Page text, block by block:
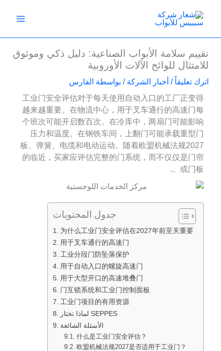
المحتوى
تقييم سلامة الأبواب الصناعية: دليل ذكي وموثوق
للامتثال للوائح الآلات الأوروبية
اترك تعليقاً / أخبار الشركة / بواسطة الفارس
工业门安全评估对于每天使用自动入口的工厂正变得
越来越重要。在物流中心，用于叉车通行的高速门每
个班次可能开启数百次。在冷库中，两扇门可能影响
压力和温度。在钢铁车间，上翻门可能承载重型门
板、弹簧、电缆和电动运动。随着欧盟机械法规2027
的临近，买家应评估完整的门系统，而不仅仅是门帘
或门板。.
جدول المحتويات
为什么工业门安全评估在2027年前至关重要
用于叉车通行的高速门
工业分段门防坠落保护
用于自动入口的螺旋高速门
用于大型开口的高速堆叠门
门互锁系统和工业门控制面板
工业门项目的有用资源
لماذا تختار SEPPES
الأسئلة الشائعة
什么是工业门安全评估？
欧盟机械法规2027是否适用于工业门？